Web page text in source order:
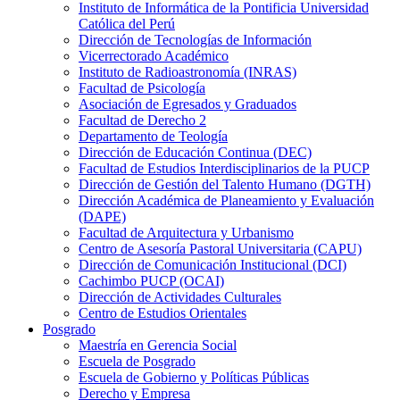
Instituto de Informática de la Pontificia Universidad
Católica del Perú
Dirección de Tecnologías de Información
Vicerrectorado Académico
Instituto de Radioastronomía (INRAS)
Facultad de Psicología
Asociación de Egresados y Graduados
Facultad de Derecho 2
Departamento de Teología
Dirección de Educación Continua (DEC)
Facultad de Estudios Interdisciplinarios de la PUCP
Dirección de Gestión del Talento Humano (DGTH)
Dirección Académica de Planeamiento y Evaluación
(DAPE)
Facultad de Arquitectura y Urbanismo
Centro de Asesoría Pastoral Universitaria (CAPU)
Dirección de Comunicación Institucional (DCI)
Cachimbo PUCP (OCAI)
Dirección de Actividades Culturales
Centro de Estudios Orientales
Posgrado
Maestría en Gerencia Social
Escuela de Posgrado
Escuela de Gobierno y Políticas Públicas
Derecho y Empresa